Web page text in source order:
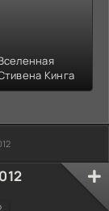
Кинга